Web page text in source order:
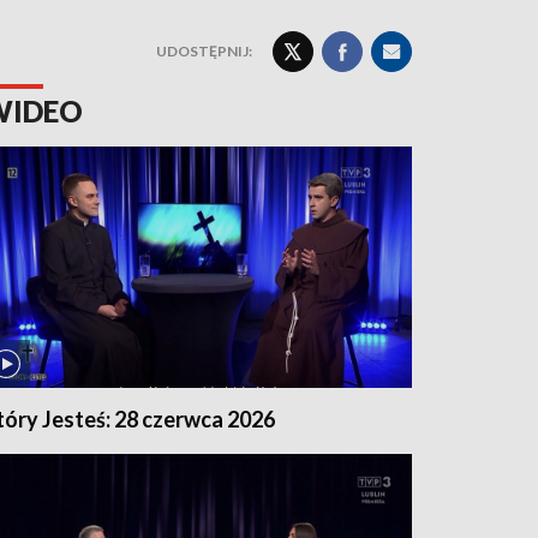
UDOSTĘPNIJ:
Jesteś: 28 czerwca 2026